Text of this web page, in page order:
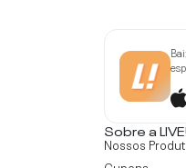
Sobre a LIVE!
Nossos